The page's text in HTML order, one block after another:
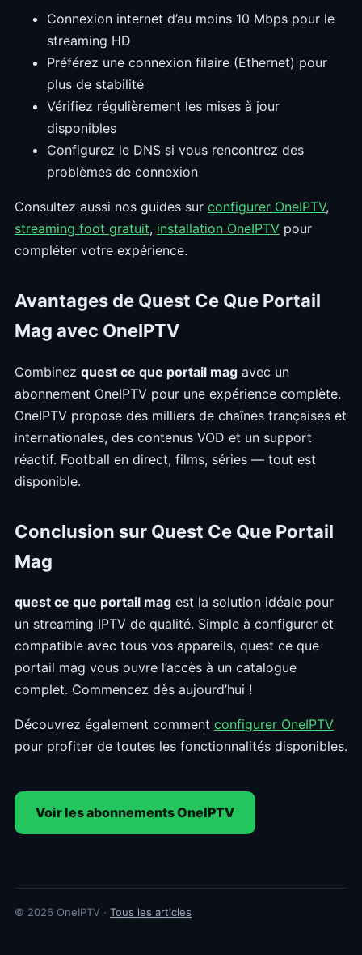
Connexion internet d’au moins 10 Mbps pour le
streaming HD
Préférez une connexion filaire (Ethernet) pour
plus de stabilité
Vérifiez régulièrement les mises à jour
disponibles
Configurez le DNS si vous rencontrez des
problèmes de connexion
Consultez aussi nos guides sur configurer OneIPTV,
streaming foot gratuit, installation OneIPTV pour
compléter votre expérience.
Avantages de Quest Ce Que Portail
Mag avec OneIPTV
Combinez quest ce que portail mag avec un
abonnement OneIPTV pour une expérience complète.
OneIPTV propose des milliers de chaînes françaises et
internationales, des contenus VOD et un support
réactif. Football en direct, films, séries — tout est
disponible.
Conclusion sur Quest Ce Que Portail
Mag
quest ce que portail mag est la solution idéale pour
un streaming IPTV de qualité. Simple à configurer et
compatible avec tous vos appareils, quest ce que
portail mag vous ouvre l’accès à un catalogue
complet. Commencez dès aujourd’hui !
Découvrez également comment configurer OneIPTV
pour profiter de toutes les fonctionnalités disponibles.
Voir les abonnements OneIPTV
© 2026 OneIPTV · Tous les articles